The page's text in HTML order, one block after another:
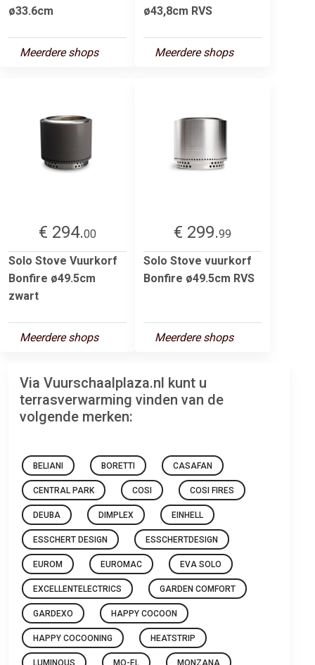
ø33.6cm
Meerdere shops
ø43,8cm RVS
Meerdere shops
€ 294.00
Solo Stove Vuurkorf
Bonfire ø49.5cm
zwart
Meerdere shops
€ 299.99
Solo Stove vuurkorf
Bonfire ø49.5cm RVS
Meerdere shops
Via Vuurschaalplaza.nl kunt u
terrasverwarming vinden van de
volgende merken:
BELIANI BORETTI CASAFAN
CENTRAL PARK COSI COSI FIRES
DEUBA DIMPLEX EINHELL
ESSCHERT DESIGN ESSCHERTDESIGN
EUROM EUROMAC EVA SOLO
EXCELLENTELECTRICS GARDEN COMFORT
GARDEXO HAPPY COCOON
HAPPY COCOONING HEATSTRIP
LUMINOUS MO-EL MONZANA